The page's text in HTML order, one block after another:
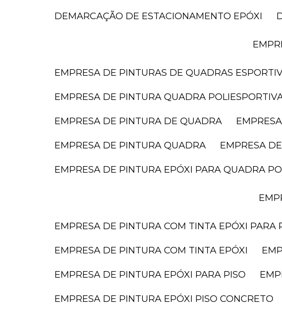
DEMARCAÇÃO DE ESTACIONAMENTO EPÓXI
EMPRESA DE PINTURAS DE QUADRAS
EMPRESA DE PINTURA QUADRA
EMPRESA DE PINTURA DE QUADRA
EMPRESA DE PINTURA QUADRA EMPRESA
EMPRESA DE PINTURA EPÓXI PARA QUADRA
EMPRESA DE PINTURA COM TINTA EPÓXI PARA
EMPRESA DE PINTURA COM TINTA EPÓXI
EMPRESA DE PINTURA EPÓXI PARA PISO
EMPRESA DE PINTURA EPÓXI PISO CONCRETO